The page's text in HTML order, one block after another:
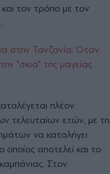
και τον τρόπο με τον
στην Τανζανία: Όταν
"σκιά" της μαγείας
πλέον
τελευταίων ετών, με τη
να καταλήγει
αποτελεί και το
Στον